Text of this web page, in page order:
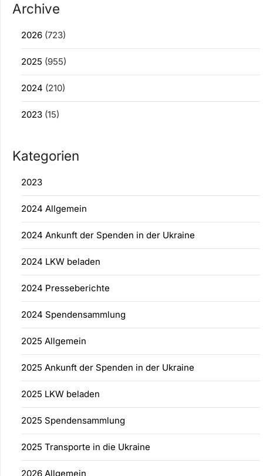
Archive
2026 (723)
2025 (955)
2024 (210)
2023 (15)
Kategorien
2023
2024 Allgemein
2024 Ankunft der Spenden in der Ukraine
2024 LKW beladen
2024 Presseberichte
2024 Spendensammlung
2025 Allgemein
2025 Ankunft der Spenden in der Ukraine
2025 LKW beladen
2025 Spendensammlung
2025 Transporte in die Ukraine
2026 Allgemein